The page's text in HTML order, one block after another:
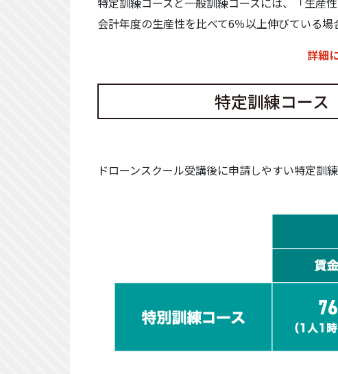
会計年度の生産性を比べて6％以上伸びている場
詳細
特定訓練コース
ドローンスクール受講後に申請しやすい特定訓